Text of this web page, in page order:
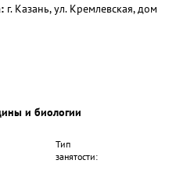
г. Казань, ул. Кремлевская, дом
и биологии
Тип
занятости: